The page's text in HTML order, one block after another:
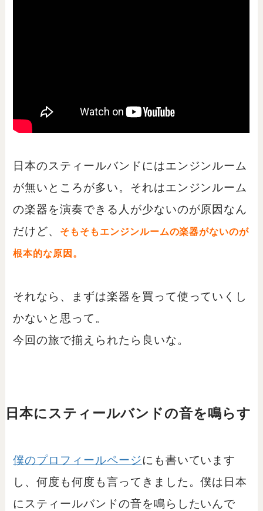
日本のスティールバンドにはエンジンルーム
が無いところが多い。それはエンジンルーム
の楽器を演奏できる人が少ないのが原因なん
だけど、
そもそもエンジンルームの楽器がないのが
根本的な原因。
それなら、まずは楽器を買って使っていくし
かないと思って。
今回の旅で揃えられたら良いな。
日本にスティールバンドの音を鳴らす
僕のプロフィールページにも書いています
し、何度も何度も言ってきました。僕は日本
にスティールバンドの音を鳴らしたいんで